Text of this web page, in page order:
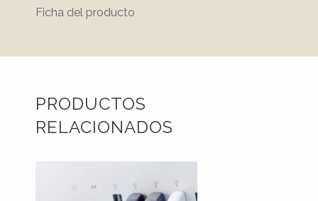
Ficha del producto
PRODUCTOS
RELACIONADOS